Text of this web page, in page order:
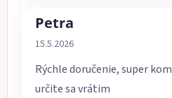
Petra
Hodnotenie obchodu je 5 z 5
15.5.2026
Rýchle doručenie, super
určite sa vrátim